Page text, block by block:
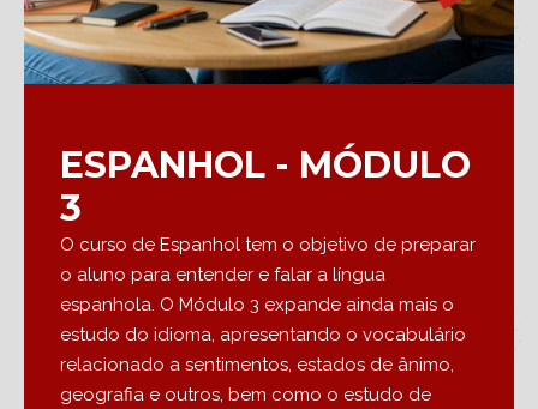
ESPANHOL - MÓDULO
3
O curso de Espanhol tem o objetivo de preparar
o aluno para entender e falar a língua
espanhola. O Módulo 3 expande ainda mais o
estudo do idioma, apresentando o vocabulário
relacionado a sentimentos, estados de ânimo,
geografia e outros, bem como o estudo de